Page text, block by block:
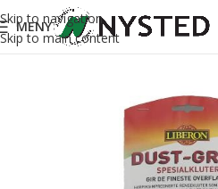
Skip to navigation
Skip to main content
MENY